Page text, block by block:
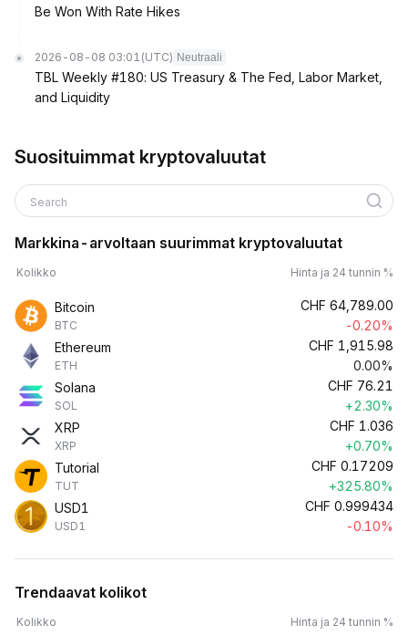
Be Won With Rate Hikes
2026-08-08 03:01 (UTC) Neutraali
TBL Weekly #180: US Treasury & The Fed, Labor Market,
and Liquidity
Suosituimmat kryptovaluutat
Search
Markkina-arvoltaan suurimmat kryptovaluutat
Kolikko Hinta ja 24 tunnin %
Bitcoin
BTC
CHF 64,789.00
-0.20%
Ethereum
ETH
CHF 1,915.98
0.00%
Solana
SOL
CHF 76.21
+2.30%
XRP
XRP
CHF 1.036
+0.70%
Tutorial
TUT
CHF 0.17209
+325.80%
USD1
USD1
CHF 0.999434
-0.10%
Trendaavat kolikot
Kolikko Hinta ja 24 tunnin %